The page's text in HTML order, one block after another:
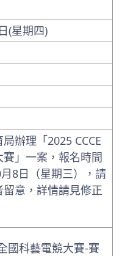
(星期四)
辦理「2025 CCCE
」一案，報名時間
8日（星期三），請
意，詳情請見修正
國科藝電競大賽-賽